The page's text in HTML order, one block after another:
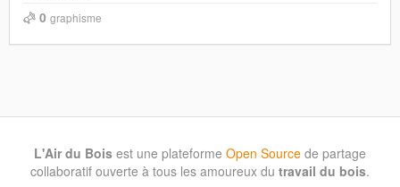
0 graphisme
L'Air du Bois est une plateforme Open Source de partage
collaboratif ouverte à tous les amoureux du travail du bois.